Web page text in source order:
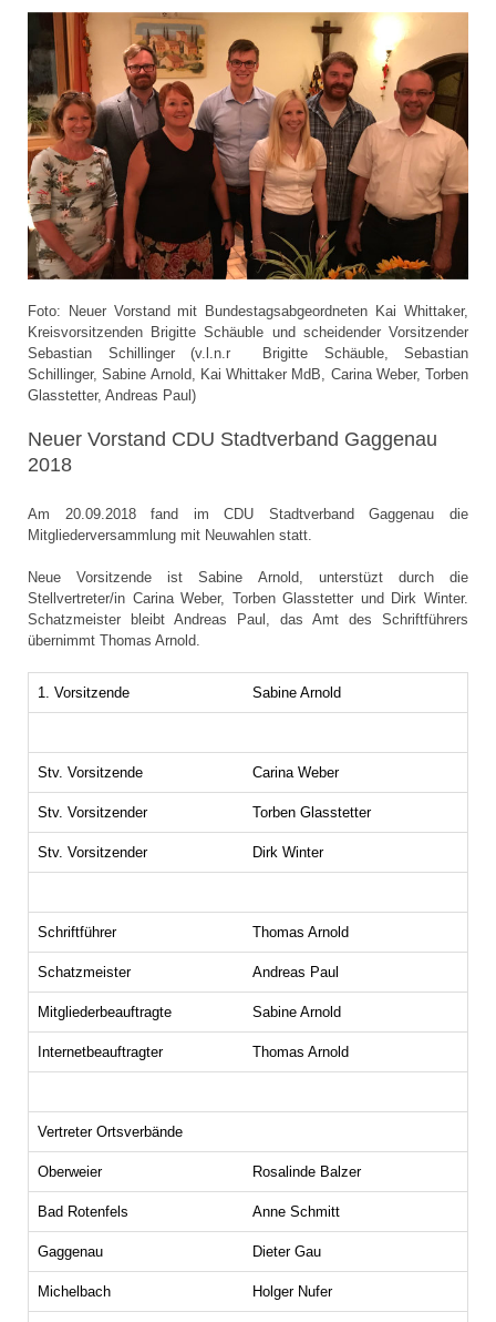
Foto: Neuer Vorstand mit Bundestagsabgeordneten Kai Whittaker,
Kreisvorsitzenden Brigitte Schäuble und scheidender Vorsitzender
Sebastian Schillinger (v.l.n.r Brigitte Schäuble, Sebastian
Schillinger, Sabine Arnold, Kai Whittaker MdB, Carina Weber, Torben
Glasstetter, Andreas Paul)
Neuer Vorstand CDU Stadtverband Gaggenau
2018
Am 20.09.2018 fand im CDU Stadtverband Gaggenau die
Mitgliederversammlung mit Neuwahlen statt.
Neue Vorsitzende ist Sabine Arnold, unterstüzt durch die
Stellvertreter/in Carina Weber, Torben Glasstetter und Dirk Winter.
Schatzmeister bleibt Andreas Paul, das Amt des Schriftführers
übernimmt Thomas Arnold.
1. Vorsitzende Sabine Arnold
Stv. Vorsitzende Carina Weber
Stv. Vorsitzender Torben Glasstetter
Stv. Vorsitzender Dirk Winter
Schriftführer Thomas Arnold
Schatzmeister Andreas Paul
Mitgliederbeauftragte Sabine Arnold
Internetbeauftragter Thomas Arnold
Vertreter Ortsverbände
Oberweier Rosalinde Balzer
Bad Rotenfels Anne Schmitt
Gaggenau Dieter Gau
Michelbach Holger Nufer